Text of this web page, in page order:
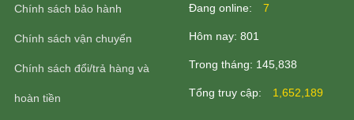
Chính sách bảo hành
Chính sách vận chuyển
Chính sách đổi/trả hàng và
hoàn tiền
Ðang online: 7
Hôm nay: 801
Trong tháng: 145,838
Tổng truy cập: 1,652,189